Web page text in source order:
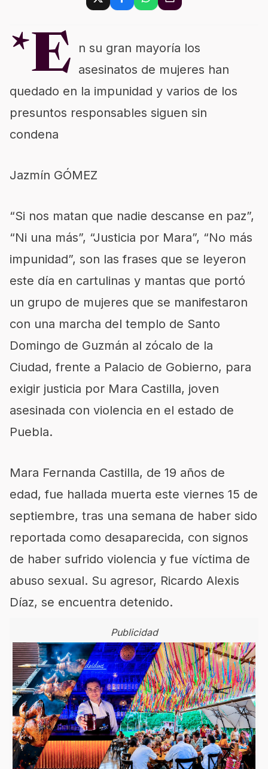
*E
n su gran mayoría los
asesinatos de mujeres han
quedado en la impunidad y varios de los
presuntos responsables siguen sin
condena
Jazmín GÓMEZ
“Si nos matan que nadie descanse en paz”,
“Ni una más”, “Justicia por Mara”, “No más
impunidad”, son las frases que se leyeron
este día en cartulinas y mantas que portó
un grupo de mujeres que se manifestaron
con una marcha del templo de Santo
Domingo de Guzmán al zócalo de la
Ciudad, frente a Palacio de Gobierno, para
exigir justicia por Mara Castilla, joven
asesinada con violencia en el estado de
Puebla.
Mara Fernanda Castilla, de 19 años de
edad, fue hallada muerta este viernes 15 de
septiembre, tras una semana de haber sido
reportada como desaparecida, con signos
de haber sufrido violencia y fue víctima de
abuso sexual. Su agresor, Ricardo Alexis
Díaz, se encuentra detenido.
Publicidad